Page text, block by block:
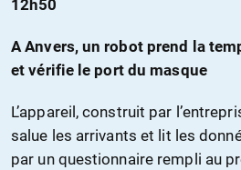
12h50
A Anvers, un robot prend la
et vérifie le port du masque
L’appareil, construit par
salue les arrivants et lit les
par un questionnaire rempli au